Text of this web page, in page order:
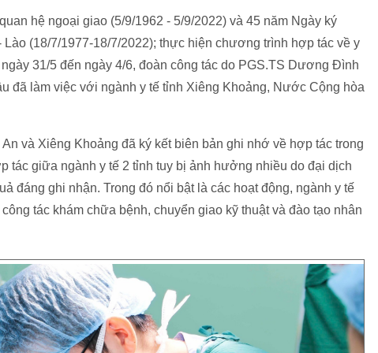
hệ ngoại giao (5/9/1962 - 5/9/2022) và 45 năm Ngày ký
(18/7/1977-18/7/2022); thực hiện chương trình hợp tác về y
31/5 đến ngày 4/6, đoàn công tác do PGS.TS Dương Đình
đã làm việc với ngành y tế tỉnh Xiêng Khoảng, Nước Cộng hòa
và Xiêng Khoảng đã ký kết biên bản ghi nhớ về hợp tác trong
tác giữa ngành y tế 2 tỉnh tuy bị ảnh hưởng nhiều do đại dịch
đáng ghi nhận. Trong đó nổi bật là các hoạt động, ngành y tế
tác khám chữa bệnh, chuyển giao kỹ thuật và đào tạo nhân